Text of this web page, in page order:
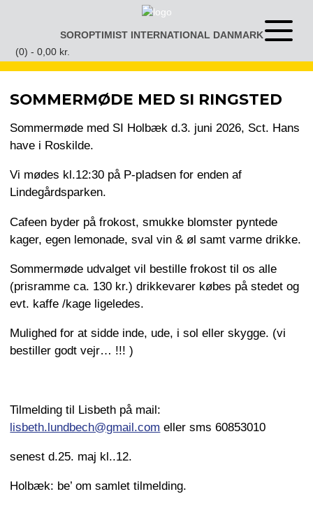
SOROPTIMIST INTERNATIONAL DANMARKÅben
menu
(0) - 0,00 kr.
SOMMERMØDE MED SI RINGSTED
Sommermøde med SI Holbæk d.3. juni 2026, Sct. Hans
have i Roskilde.
Vi mødes kl.12:30 på P-pladsen for enden af
Lindegårdsparken.
Cafeen byder på frokost, smukke blomster pyntede
kager, egen lemonade, sval vin & øl samt varme drikke.
Sommermøde udvalget vil bestille frokost til os alle
(prisramme ca. 130 kr.) drikkevarer købes på stedet og
evt. kaffe /kage ligeledes.
Mulighed for at sidde inde, ude, i sol eller skygge. (vi
bestiller godt vejr… !!! )
Tilmelding til Lisbeth på mail:
lisbeth.lundbech@gmail.com eller sms 60853010
senest d.25. maj kl..12.
Holbæk: be’ om samlet tilmelding.